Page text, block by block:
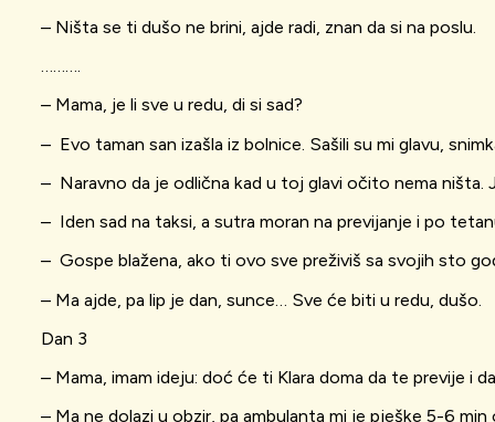
– Ništa se ti dušo ne brini, ajde radi, znan da si na poslu.
……….
– Mama, je li sve u redu, di si sad?
– Evo taman san izašla iz bolnice. Sašili su mi glavu,
– Naravno da je odlična kad u toj glavi očito nema ništa.
– Iden sad na taksi, a sutra moran na previjanje i po
– Gospe blažena, ako ti ovo sve preživiš sa svojih sto
– Ma ajde, pa lip je dan, sunce… Sve će biti u redu, dušo.
Dan 3
– Mama, imam ideju: doć će ti Klara doma da te previje i
– Ma ne dolazi u obzir, pa ambulanta mi je pješke 5-6 min